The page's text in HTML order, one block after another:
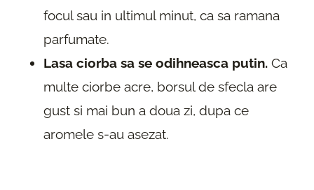
focul sau in ultimul minut, ca sa ramana
parfumate.
Lasa ciorba sa se odihneasca putin. Ca
multe ciorbe acre, borsul de sfecla are
gust si mai bun a doua zi, dupa ce
aromele s-au asezat.